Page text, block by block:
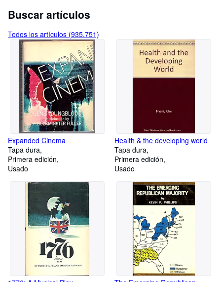
Buscar artículos
Todos los artículos (935.751)
Expanded Cinema
Tapa dura
Primera edición
Usado
Health & the developing world
Tapa dura
Primera edición
Usado